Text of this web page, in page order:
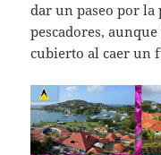
dar un paseo por la
pescadores,
cubierto al caer un